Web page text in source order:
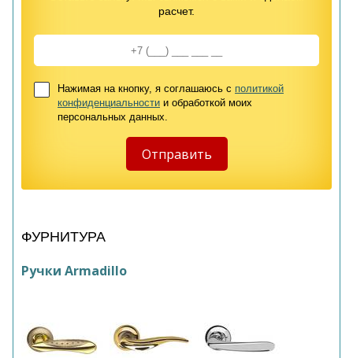
расчет.
Нажимая на кнопку, я соглашаюсь с политикой
конфиденциальности и обработкой моих
персональных данных.
ФУРНИТУРА
Ручки Armadillo